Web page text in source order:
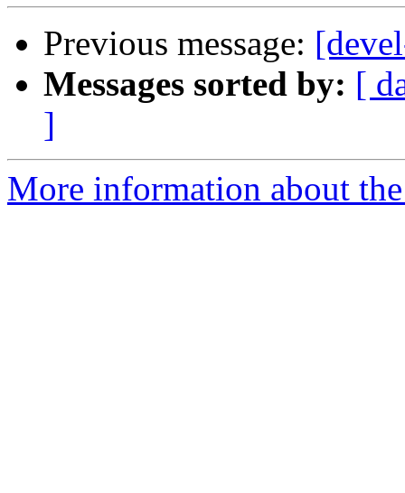
Previous message:
Messages sorted by: [
]
More information about